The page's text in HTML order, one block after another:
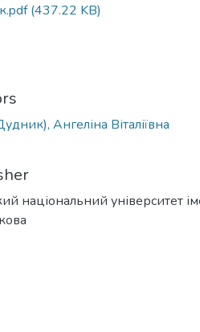
(437.22 KB)
Ангеліна Віталіївна
національний університет